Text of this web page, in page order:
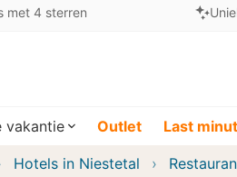
met 4 sterren
vakantie Outlet Last
Hotels in Niestetal